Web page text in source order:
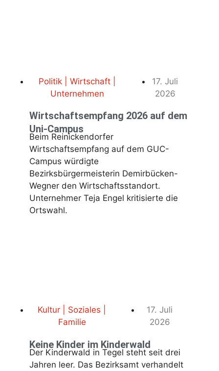
17. Juli
2026
Politik | Wirtschaft |
Unternehmen
Wirtschaftsempfang 2026 auf dem
Uni-Campus
Beim Reinickendorfer
Wirtschaftsempfang auf dem GUC-
Campus würdigte
Bezirksbürgermeisterin Demirbücken-
Wegner den Wirtschaftsstandort.
Unternehmer Teja Engel kritisierte die
Ortswahl.
17. Juli
2026
Kultur | Soziales |
Familie
Keine Kinder im Kinderwald
Der Kinderwald in Tegel steht seit drei
Jahren leer. Das Bezirksamt verhandelt